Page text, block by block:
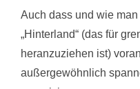
Auch dass und wie
„Hinterland“ (das für
heranzuziehen ist)
außergewöhnlich